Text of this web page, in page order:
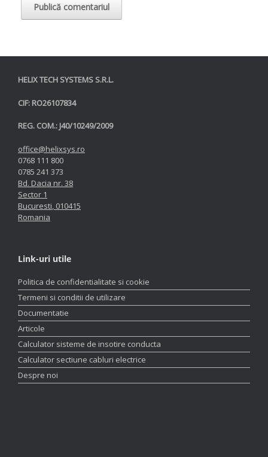
HELIX TECH SYSTEMS S.R.L.
CIF: RO26107834
REG. COM.: J40/10249/2009
office@helixsys.ro
0768 111 800
0785 241 373
Bd. Dacia nr. 38
Sector 1
Bucuresti 010415
Romania
Link-uri utile
Politica de confidentialitate si cookie
Termeni si conditii de utilizare
Documentatie
Articole
Calculator sisteme de insotire conducta
Calculator sectiune cabluri electrice
Despre noi